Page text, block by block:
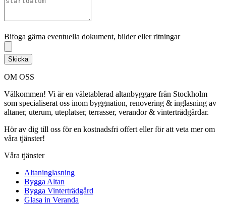
Bifoga gärna eventuella dokument, bilder eller ritningar
Skicka
OM OSS
Välkommen! Vi är en väletablerad altanbyggare från Stockholm
som specialiserat oss inom byggnation, renovering & inglasning av
altaner, uterum, uteplatser, terrasser, verandor & vinterträdgårdar.
Hör av dig till oss för en kostnadsfri offert eller för att veta mer om
våra tjänster!
Våra tjänster
Altaninglasning
Bygga Altan
Bygga Vinterträdgård
Glasa in Veranda